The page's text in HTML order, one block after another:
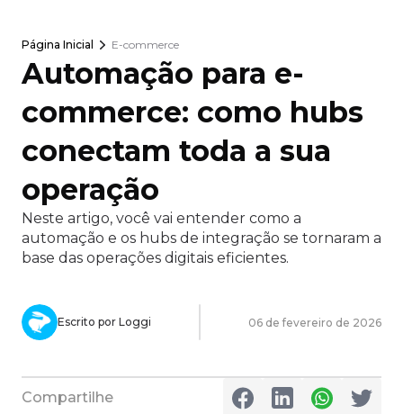
Página Inicial E-commerce
Automação para e-
commerce: como hubs
conectam toda a sua
operação
Neste artigo, você vai entender como a
automação e os hubs de integração se tornaram a
base das operações digitais eficientes.
Escrito por Loggi 06 de fevereiro de 2026
Compartilhe